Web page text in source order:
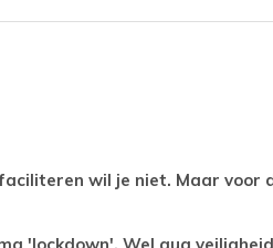
wil je niet. Maar voor